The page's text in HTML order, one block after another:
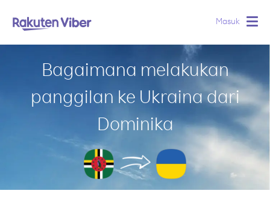
Masuk
Bagaimana melakukan
panggilan ke Ukraina dari
Dominika